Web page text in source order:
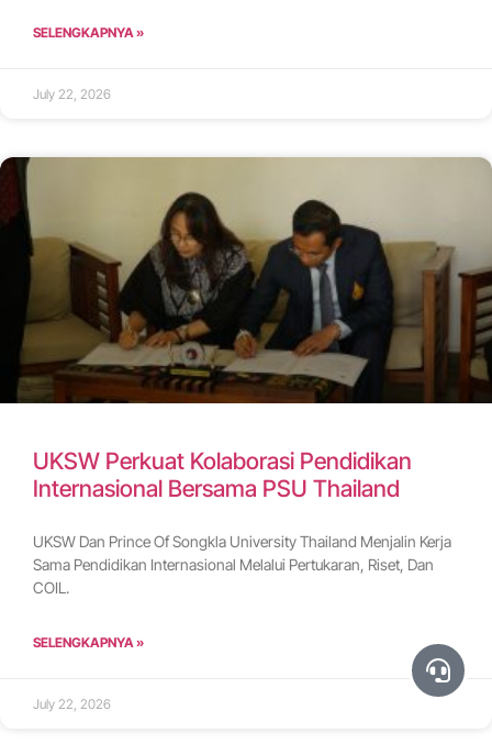
SELENGKAPNYA »
July 22, 2026
UKSW Perkuat Kolaborasi Pendidikan
Internasional Bersama PSU Thailand
UKSW Dan Prince Of Songkla University Thailand Menjalin Kerja
Sama Pendidikan Internasional Melalui Pertukaran, Riset, Dan
COIL.
SELENGKAPNYA »
July 22, 2026